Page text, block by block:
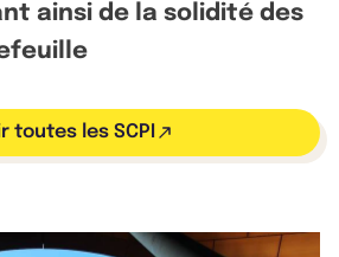
ainsi de la solidité des
toutes les SCPI